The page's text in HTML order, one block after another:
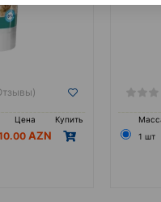
Цена
Купить
1 шт